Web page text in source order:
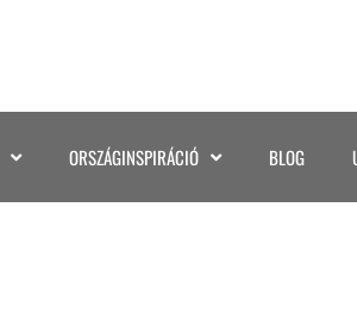
ORSZÁGINSPIRÁCIÓ BLOG